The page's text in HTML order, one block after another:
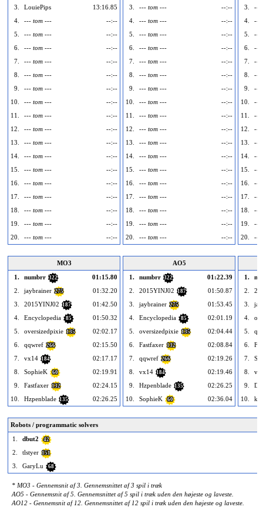
3.
LouiePips
13:16.85
4.
--- tom ---
--:--
5.
--- tom ---
--:--
6.
--- tom ---
--:--
7.
--- tom ---
--:--
8.
--- tom ---
--:--
9.
--- tom ---
--:--
10.
--- tom ---
--:--
11.
--- tom ---
--:--
12.
--- tom ---
--:--
13.
--- tom ---
--:--
14.
--- tom ---
--:--
15.
--- tom ---
--:--
16.
--- tom ---
--:--
17.
--- tom ---
--:--
18.
--- tom ---
--:--
19.
--- tom ---
--:--
20.
--- tom --- --:--
3.
--- tom ---
--:--
4.
--- tom ---
--:--
5.
--- tom ---
--:--
6.
--- tom ---
--:--
7.
--- tom ---
--:--
8.
--- tom ---
--:--
9.
--- tom ---
--:--
10.
--- tom ---
--:--
11.
--- tom ---
--:--
12.
--- tom ---
--:--
13.
--- tom ---
--:--
14.
--- tom ---
--:--
15.
--- tom ---
--:--
16.
--- tom ---
--:--
17.
--- tom ---
--:--
18.
--- tom ---
--:--
19.
--- tom ---
--:--
20.
--- tom --- --:--
3.
---
4.
---
5.
---
6.
---
7.
---
8.
---
9.
---
10.
---
11.
---
12.
---
13.
---
14.
---
15.
---
16.
---
17.
---
18.
---
19.
---
20.
---
MO3
1.
numbrr 322
01:15.80
2.
jaybrainer 275
01:32.20
3.
2015YINJ02 187
01:42.50
4.
Encyclopedia 85
01:50.32
5.
oversizedpixie 135
02:02.17
6.
qqwref 266
02:15.50
7.
vx14 184
02:17.17
8.
SophieK 60
02:19.91
9.
Fastfaxer 132
02:24.15
10.
Hzpenblade 135 02:26.25
AO5
1.
numbrr 322
01:22.39
2.
2015YINJ02 187
01:50.87
3.
jaybrainer 275
01:53.45
4.
Encyclopedia 85
02:01.19
5.
oversizedpixie 135
02:04.44
6.
Fastfaxer 132
02:08.84
7.
qqwref 266
02:19.26
8.
vx14 184
02:19.46
9.
Hzpenblade 135
02:26.25
10.
SophieK 60 02:36.04
1.
2.
3.
4.
5.
6.
7.
8.
9.
10.
Robots / programmatic solvers
1.
dbut2 42
2. tlstyer 151
3. GaryLu 68
* MO3 - Gennemsnit af 3. Gennemsnittet af 3 spil i træk
AO5 - Gennemsnit af 5. Gennemsnittet af 5 spil i træk uden den højeste og laveste.
AO12 - Gennemsnit af 12. Gennemsnittet af 12 spil i træk uden den højeste og laveste.